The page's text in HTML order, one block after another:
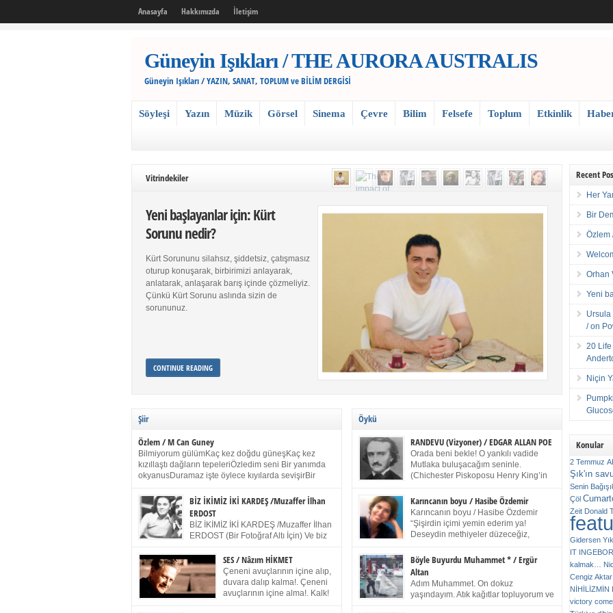
Anasayfa Hakkımızda İletişim
Güneyin Işıkları / THE AURORA AUSTRALIS
Güneyin Işıkları / YAZIN, SANAT, TOPLUM ve BİLİM DERGİSİ
Söyleşi Yazın Müzik Görsel Sinema Çevre Bilim Felsefe Toplum Etkinlik
Vitrindekiler
Yeni başlayanlar için: Kürt
Sorunu nedir?
Kürt Sorununu silahsız, şiddetsiz, çatışmasız
oturup konuşarak, birbirimizi anlayarak,
anlatarak, anlaşarak barış içinde çözmeliyiz.
Çünkü Kürt Sorunu aslında sizin de
sorununuz.
CONTINUE READING
Şiir
Özlem / M Can Guney
Bilmiyorum gülümKaç kez doğdu güneşKaç kez
kızıllaştı dağların tepeleriÖzledim seni Bir yanımda
okyanusDuramaz işte öylece kıyılarda sevişirBir
dururSokulur yalnızlığıma kokun olur Gözlerim bir
buruk gülümsemeDudağımda buğusu
öpüşlerinGeceler boyuÖzledim seni 2004 Haziran
Sydney / Toplumsal Kaynak / Memduh Güney
BİZ İKİMİZ İKİ KARDEŞ /Muzaffer İlhan
ERDOST
BİZ İKİMİZ İKİ KARDEŞ /Muzaffer İlhan
ERDOST (Bir Fotoğraf Altı İçin) Ve biz
Duracağız Fotoğrafımızda durduğumuz gibi Benim
ellerimde kelepçe Yüzümde yapay bir gülüş
(Kelepçeyi yadırgamanın gülüşü belki İlk kez olduğu
için Sonra alıştım Ve unuttum sonra kelepçeyi
SES / Nâzım HİKMET
Çeneni avuçlarının içine alıp,
duvara dalıp kalma!. Çeneni
avuçlarının içine alma!. Kalk!
Öykü
RANDEVU (Vizyoner) / EDGAR ALLAN POE
Orada beni bekle! O yankılı vadide
Mutlaka buluşacağım seninle.
(Chichester Piskoposu Henry King’in
Talihsiz ve gizemli adam! – Sen ki kendi hayal
gücünün parlaklığıyla afalladın, gençliğinin alevleri
arasına düştün! Hayalimde seni tekrar görüyorum!
Bir kez daha önümde duruyor siluetin! – Olduğun –
ah olduğun gibi değil soğuk vadide ve gölgelerin […]
Karıncanın boyu / Hasibe Özdemir
Karıncanın boyu / Hasibe Özdemir
“Şişirdin içimi yemin ederim ya!
Deseydin methiyeler düzeceğiz,
titriyor. “Sana gel demedim kızım.” diyorum sakince.
“Takıldın peşime madem, ne duyarsan
katlanacaksın.” Bir sigara yakıyor. Başını yana yatırıp,
bezmiş annelerin yılgın bakışıyla süzüyor beni.
Kaşlarımı kaldırıp ona bakıyorum ben de. Pes ediyor.
Böyle Buyurdu Muhammet * / Ergür
Altan
Adım Muhammet. On dokuz
yaşındayım. Atık kağıtlar topluyorum ve
Recent
Her
Bir
Özlem
Orhan
Yeni
Ursula
/ on
20
Niçin
Konular
2 Temmuz
Şık'ın
Senin
Çöl
Zeit Donald
Gidersen
IT
kalmak…
Cengiz Aktar
NİHİLİZMİN
victory